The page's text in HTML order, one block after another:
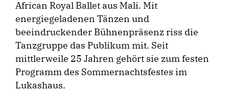
African Royal Ballet aus Mali. Mit
energiegeladenen Tänzen und
beeindruckender Bühnenpräsenz riss die
Tanzgruppe das ­Publikum mit. Seit
mittlerweile 25 Jahren gehört sie zum festen
Programm des Sommernachtsfestes im
Lukashaus.